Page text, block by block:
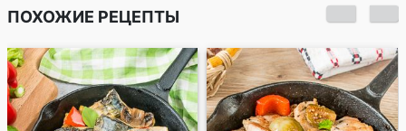
ПОХОЖИЕ РЕЦЕПТЫ
Шницель из свиной
вырезки с соусом
тартар